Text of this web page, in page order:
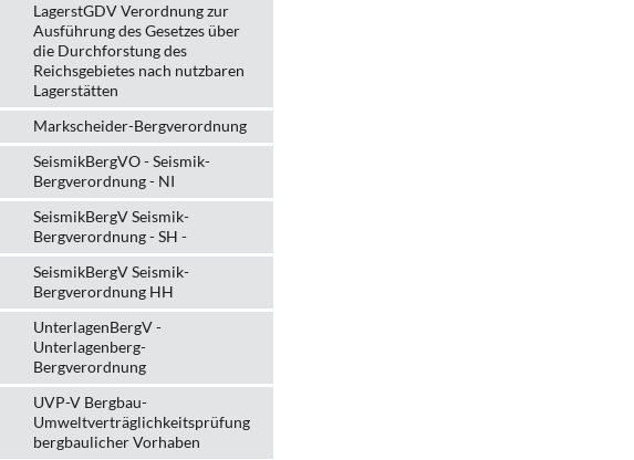
LagerstGDV Verordnung zur
Ausführung des Gesetzes über
die Durchforstung des
Reichsgebietes nach nutzbaren
Lagerstätten
Markscheider-Bergverordnung
SeismikBergVO - Seismik-
Bergverordnung - NI
SeismikBergV Seismik-
Bergverordnung - SH -
SeismikBergV Seismik-
Bergverordnung HH
UnterlagenBergV -
Unterlagenberg-
Bergverordnung
UVP-V Bergbau-
Umweltverträglichkeits­prüfung
bergbau­licher Vorhaben